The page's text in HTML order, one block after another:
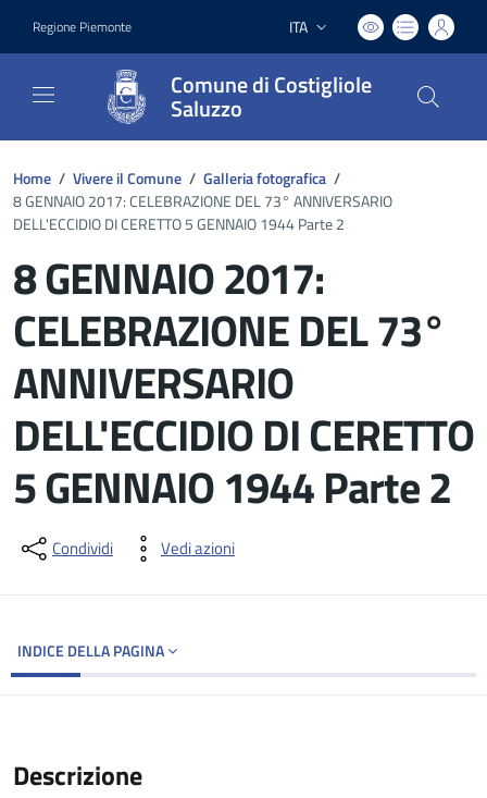
Regione Piemonte Lingua attiva:
ITA
Comune di Costigliole
Saluzzo
Home / Vivere il Comune / Galleria fotografica /
8 GENNAIO 2017: CELEBRAZIONE DEL 73° ANNIVERSARIO
DELL'ECCIDIO DI CERETTO 5 GENNAIO 1944 Parte 2
8 GENNAIO 2017:
CELEBRAZIONE DEL 73°
ANNIVERSARIO
DELL'ECCIDIO DI CERETTO
5 GENNAIO 1944 Parte 2
Dettagli del documento
Condividi Vedi azioni
INDICE DELLA PAGINA
Descrizione